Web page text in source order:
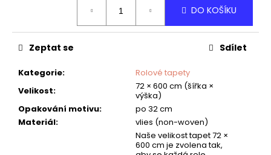
DO KOŠÍKU
Kategorie:
Rolové tapety
Velikost:
72 × 600 cm (šířka ×
výška)
Opakování motivu:
po 32 cm
Materiál: vlies (non-woven)
Naše velikost tapet 72 ×
600 cm je zvolena tak,
Zeptat se Sdílet
o
p
u
č
u